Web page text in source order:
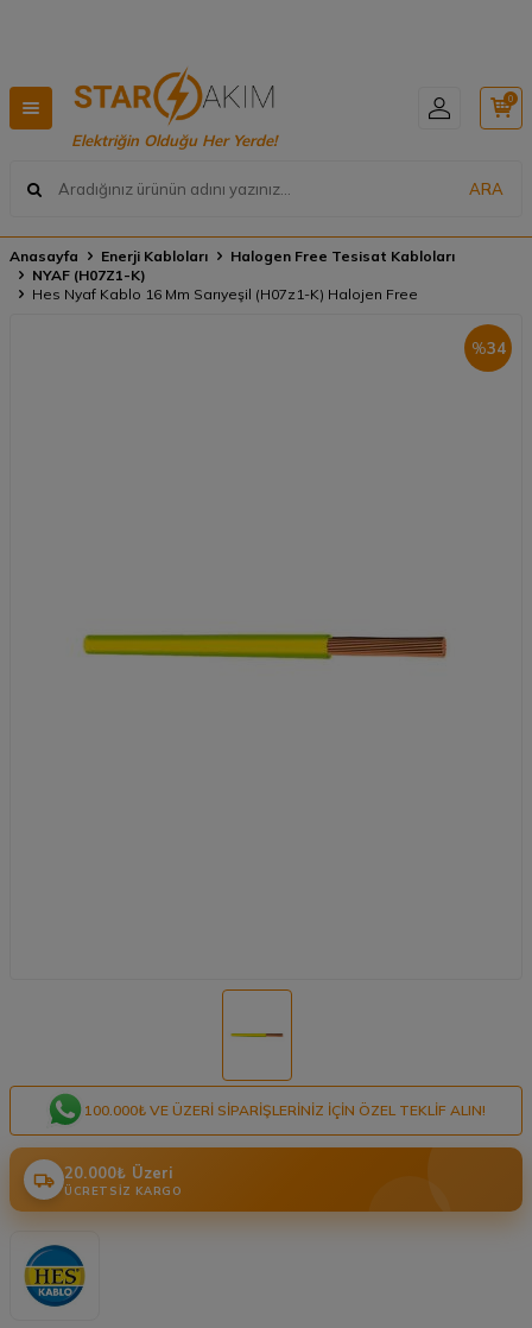
Elektriğin Olduğu Her Yerde!
ARA
0
Anasayfa Enerji Kabloları
Halogen Free Tesisat Kabloları
NYAF (H07Z1-K)
Hes Nyaf Kablo 16 Mm Sarıyeşil (H07z1-K) Halojen Free
%34
100.000₺ VE ÜZERI SIPARIŞLERINIZ IÇIN ÖZEL TEKLIF ALIN!
20.000₺ Üzeri
ÜCRETSIZ KARGO